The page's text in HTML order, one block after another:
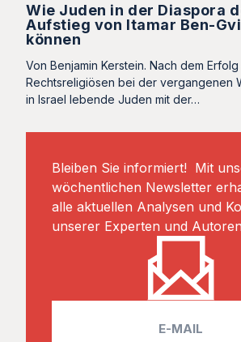
Wie Juden in der Diaspora
Aufstieg von Itamar Ben-
können
Von Benjamin Kerstein. Nach dem
Rechtsreligiösen bei der vergangenen
in Israel lebende Juden mit der…
Bleiben Sie informiert! Mit
wöchentlichen Newsletter
alle aktuellen Analysen und
unserer Experten und